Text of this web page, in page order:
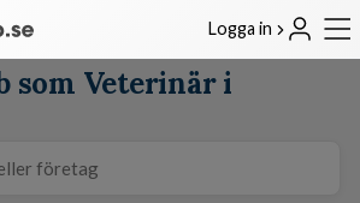
Logga in
som Veterinär i